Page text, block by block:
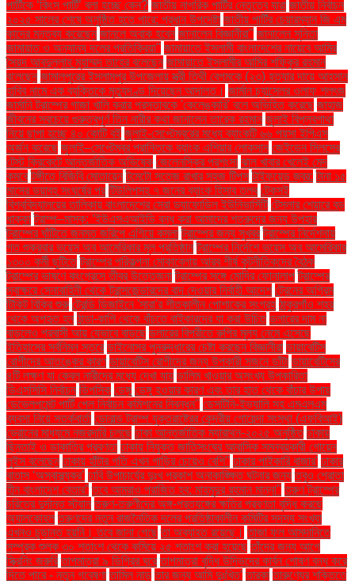
পার্টিকে ‘কিংস পার্টি’ বলা হচ্ছে কেন? জাতীয় নাগরিক পার্টির নেতৃত্বে যারা জাতীয় নির্বাচন
২০২৫ সালের শেষে অনুষ্ঠিত হতে পারে: প্রধান উপদেষ্টা জাতীয় পার্টির চেয়ারম্যান জি এম
কাদের মন্তব্য করেছেন জানলে অবাক হবেন জানালেন বিজ্ঞানীরা" জানালেন সুনিতা
জামায়াত ও অন্যান্য দলের প্রতিক্রিয়া'' জামায়াতে ইসলামী বাংলাদেশের নায়েবে আমির
সৈয়দ আবদুল্লাহ মুহাম্মদ তাহের বলেছেন জামায়াতে ইসলামীর আমির শফিকুর রহমান
বলেছেন জামালপুরের ইসলামপুর উপজেলায় স্ত্রী তিথী বেগমকে (২৩) হত্যার দায়ে আহসান
হাবিব নামে এক ব্যক্তিকে মৃত্যুদণ্ড দিয়েছেন আদালত। জার্মান চ্যান্সেলর ওলাফ শলৎজ
জার্মানি ট্রাম্পের গাজা খালি করার প্রস্তাবকে 'কেলেঙ্কারি' বলে অভিহিত করেছে জাহাজ
জীবনের সবচেয়ে গুরুত্বপূর্ণ তিন নারীর কথা জানালেন তারেক রহমান জুলাই বিপ্লবগাথা
নিয়ে ছাপা হচ্ছে ৪০ কোটি বই জুলাই-সেপ্টেম্বরের মধ্যে ব্যাংকটি ৬৬ পয়সা ইপিএস
অর্জন করেছে জুলাই–সেপ্টেম্বর প্রান্তিকে ব্যাংক এশিয়ার লোকসান জেইডেন সিলসের
টেস্ট ক্রিকেটে আন্তর্জাতিক অভিষেক জেলেনস্কির প্রশংসা ঝাল খাবার খেলেই মেদ
কমবে টঙ্গীতে বিজিবি মোতায়েন টমেটো সতেজ রাখার সহজ টিপস টাইফয়েড জ্বর: টানা ১৫
মাসের ভয়াবহ সংঘর্ষের পর টিউলিপসহ ৭ জনের ব্যাংক হিসাব তলব টেকসই
বিশ্ববিদ্যালয়ের তালিকায় বাংলাদেশের সেরা ড্যাফোডিল ইউনিভার্সিটি টেসলার শেয়ারে বড়
ধাক্কা ট্রাম্প–মাস্ক: ‘ইউএসএআইডি বন্ধ করা আমাদের শত্রুদের জন্য উপহার
ট্রাম্পের ঘাঁটিতে জনমত জরিপে এগিয়ে কমলা ট্রাম্পের জন্য সুখবর ট্রাম্পের নির্দেশনায়
গত শুক্রবার ভয়েস অব আমেরিকার মূল প্রতিষ্ঠান ট্রাম্পের নির্দেশে ভয়েস অব আমেরিকার
১৩০০ কর্মী ছুটিতে ট্রাম্পের পরিকল্পনা মোকাবেলায় আরব শীর্ষ কূটনীতিকদের বৈঠক
ট্রাম্পের ভাষণে কংগ্রেসে তীব্র উত্তেজনা ট্রাম্পের সঙ্গে মোদির ফোনালাপ ট্রাম্পের
স্বাক্ষরে সেনাবাহিনী থেকে ট্রান্সজেন্ডারদের বাদ দেওয়ার নির্বাহী আদেশ ট্রেনের অগ্রিম
টিকিট বিক্রি শুরু ট্রেন্ডি ডিজাইনে 'সারা'র শীতকালীন পোশাকের সংগ্রহ ঠাকুরগাঁও শহর
থেকে অপহৃত হন ঠান্ডা-কাশি থেকে বাঁচতে বাইকারদের যা করা উচিত ডলারের দাম না
বাড়লেও প্রবাসী আয় যেভাবে বাড়ছে ডলারের বিপরীতে রুপির মূল্য নেমে এসেছে
ইতিহাসের সর্বনিম্ন স্তরে ডাইনোসর পুনরুদ্ধারের চেষ্টা করছেন বিজ্ঞানীরা ডায়াবেটিস
রোগীদের আতঙ্কের কারণ ডায়াবেটিস রোগীদের জন্য উপকারী সজনে ডাঁটা ডায়াবেটিসের
৪টি লক্ষণ যা কেবল নারীদের মধ্যে দেখা যায় ডালিম খাওয়ার অসংখ্য উপকারিতা
ডিএসসিসি নির্বাচন ডিপসিক ডেঙ্গু ডেঙ্গু হওয়ার কারণ এবং তার হাত থেকে বাঁচার উপায়
ডেভেলপমেন্ট পার্টি পেল নির্বাচন কমিশনের নিবন্ধন" ডেসটিনি-ইভ্যালি সহ এমএলএম
ব্যবসা নিয়ে সতর্কবার্তা ডোনাল্ড ট্রাম্প যুক্তরাষ্ট্রের কেন্দ্রীয় গোয়েন্দা সংস্থা (এফবিআই)
ড্রোনের মাধ্যমে নজরদারি চলছে ঢাকা আন্তর্জাতিক ম্যারাথন-২০২৫ অনুষ্ঠিত ঢাকায়
ছিনতাই ও ডাকাতির প্রবণতা ঢাকায় নিযুক্ত জাতিসংঘের আবাসিক সমন্বয়কারী গোয়েন
লুইস বলেছেন ঢাকায় হাঁটার গতি এখন গাড়ির চেয়েও বেশি'' ঢাকার পাইকারি বাজার' ঢাকার
বাতাস ‘অস্বাস্থ্যকর’ ঢাবি উপাচার্যের দুঃখ প্রকাশ অনাকাঙ্ক্ষিত ঘটনার জন্য তবুও শ্রোতা
হীন বাংলাদেশ বেতার” তবে আমরাও পরাজিত হব: মাহমুদুর রহমান মান্না" তরুণ ট্রাম্পের
চরিত্রে দুর্দান্ত স্ট্যান তরুণ-তরুণীদের অঙ্গ-প্রত্যঙ্গের ক্ষতির প্রবণতা বৃদ্ধি করছে
অ্যালকোহল তরুণদের নতুন রাজনৈতিক দলের প্রতিষ্ঠাকালীন কমিটির সদস্য সংখ্যা
এখনও চূড়ান্ত হয়নি। তবে জানা গেছে তা অব্যাহত রয়েছে। তাজা ফল আমদানিতে
সম্পূরক শুল্ক ৩০ শতাংশ থেকে কমিয়ে ২৫ শতাংশ করা হয়েছে তাঁদের জন্য আগে
স্ক্রিনিং জরুরি তাপমাত্রা ৯ ডিগ্রির ঘরে তাপমাত্রা বৃদ্ধি উদ্ভিদের কার্বন শোষণ বন্ধ করে
দিতে পারে - নতুন গবেষণা তামিল নাড়ু তার জন্য আমি দুঃখিত' তারকা তারুণ্যের শক্তিতে